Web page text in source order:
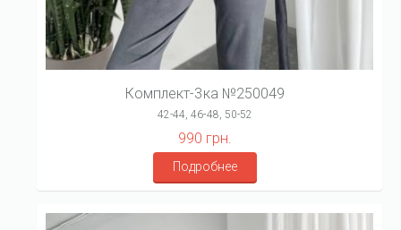
Комплект-3ка №250049
42-44, 46-48, 50-52
990 грн.
Подробнее